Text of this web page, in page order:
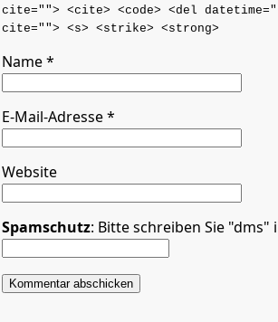
cite=""> <cite> <code> <del
cite=""> <s> <strike> <strong>
Name*
E-Mail-Adresse*
Website
Spamschutz: Bitte schreiben Sie "dms"